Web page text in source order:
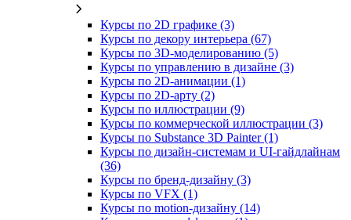
Курсы по 2D графике (3)
Курсы по декору интерьера (67)
Курсы по 3D‑моделированию (5)
Курсы по управлению в дизайне (3)
Курсы по 2D‑анимации (1)
Курсы по 2D‑арту (2)
Курсы по иллюстрации (9)
Курсы по коммерческой иллюстрации (3)
Курсы по Substance 3D Painter (1)
Курсы по дизайн-системам и UI-гайдлайнам
(36)
Курсы по бренд‑дизайну (3)
Курсы по VFX (1)
Курсы по motion-дизайну (14)